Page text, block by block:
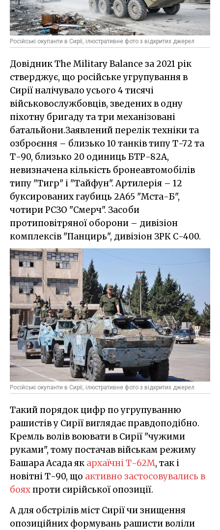
Російські окупанти в Сирії, ілюстративне фото з відкритих джерел
Довідник The Military Balance за 2021 рік
стверджує, що російське угрупування в
Сирії налічувало усього 4 тисячі
військовослужбовців, зведених в одну
піхотну бригаду та три механізовані
батальйони.Заявлений перелік техніки та
озброєння – близько 10 танків типу Т-72 та
Т-90, близько 20 одиниць БТР-82А,
невизначена кількість бронеавтомобілів
типу "Тигр" і "Тайфун". Артилерія – 12
буксированих гаубиць 2A65 "Мста-Б",
чотири РСЗО "Смерч". Засоби
протиповітряної оборони – дивізіон
комплексів "Панцирь", дивізіон ЗРК С-400.
Російські окупанти в Сирії, ілюстративне фото з відкритих джерел
Такий порядок цифр по угрупуванню
рашистів у Сирії виглядає правдоподібно.
Кремль волів воювати в Сирії "чужими
руками", тому постачав військам режиму
Башара Асада як архаїчні Т-62М, так і
новітні Т-90, що активно застосовувались в
бояхпроти сирійської опозиції.
А для обстрілів міст Сирії чи знищення
опозиційних формувань рашисти воліли